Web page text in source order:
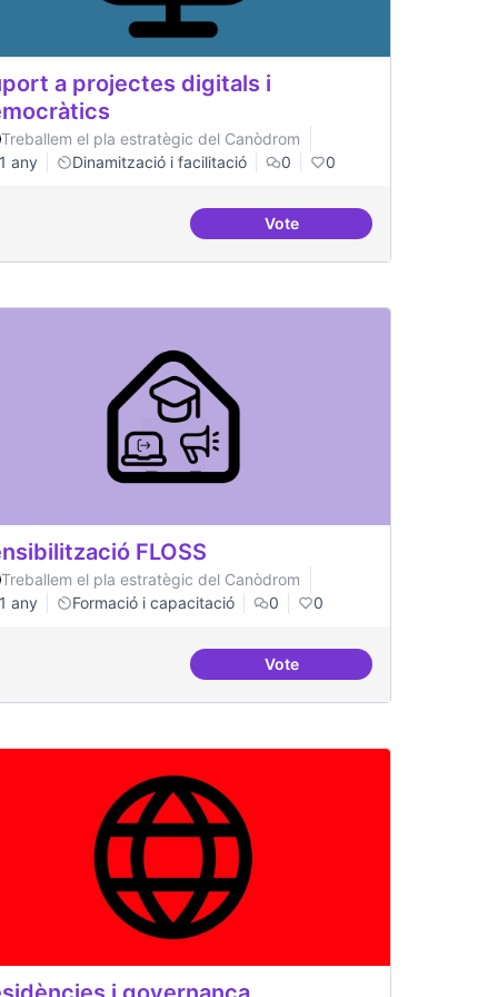
i democràtics
a projectes digitals i
Treballem el pla estratègic del Canòdrom
1 any
Dinamització i facilitació 0 0
VoteSuport a projectes digitals i
al FLOSS
FLOSS
Treballem el pla estratègic del Canòdrom
1 any
Formació i capacitació 0 0
VoteSensibilització FLOSS